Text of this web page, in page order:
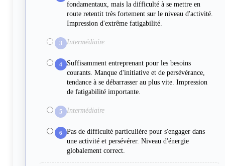
fondamentaux, mais la difficulté à se mettre en
route retentit très fortement sur le niveau d'activité.
Impression d'extrême fatigabilité.
3 Intermédiaire
4
Suffisamment entreprenant pour les besoins
courants. Manque d'initiative et de persévérance,
tendance à se débarrasser au plus vite. Impression
de fatigabilité importante.
5 Intermédiaire
6
Pas de difficulté particulière pour s'engager dans
une activité et persévérer. Niveau d'énergie
globalement correct.